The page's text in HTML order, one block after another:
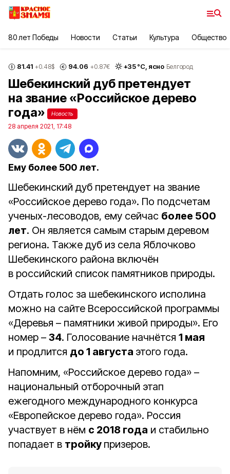
80 лет Победы Новости Статьи Культура Общество
81.41 +0.48$ 94.06 +0.87€ +35°С, ясно Белгород
Шебекинский дуб претендует
на звание «Российское дерево
года»
Новость
28 апреля 2021, 17:48
Ему более 500 лет.
Шебекинский дуб претендует на звание
«Российское дерево года». По подсчетам
ученых-лесоводов, ему сейчас более 500
лет. Он является самым старым деревом
региона. Также дуб из села Яблочково
Шебекинского района включён
в российский список памятников природы.
Отдать голос за шебекинского исполина
можно на сайте Всероссийской программы
«Деревья – памятники живой природы». Его
номер – 34. Голосование начнётся 1 мая
и продлится до 1 августа этого года.
Напомним, «Российское дерево года» –
национальный отборочный этап
ежегодного международного конкурса
«Европейское дерево года». Россия
участвует в нём с 2018 года и стабильно
попадает в тройку призеров.